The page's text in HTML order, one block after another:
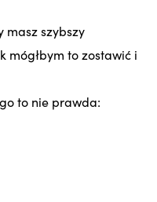
masz szybszy
mógłbym to zostawić i
to nie prawda: